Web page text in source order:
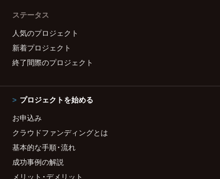
ステータス
人気のプロジェクト
新着プロジェクト
終了間際のプロジェクト
プロジェクトを始める
お申込み
クラウドファンディングとは
基本的な手順・流れ
成功事例の解説
メリット・デメリット